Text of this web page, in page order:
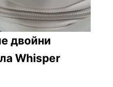
двойни
Whisper